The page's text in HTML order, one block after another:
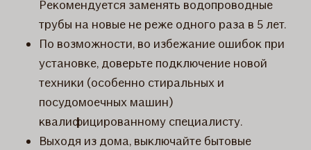
Рекомендуется заменять водопроводные
трубы на новые не реже одного раза в 5 лет.
По возможности, во избежание ошибок при
установке, доверьте подключение новой
техники (особенно стиральных и
посудомоечных машин)
квалифицированному специалисту.
Выходя из дома, выключайте бытовые